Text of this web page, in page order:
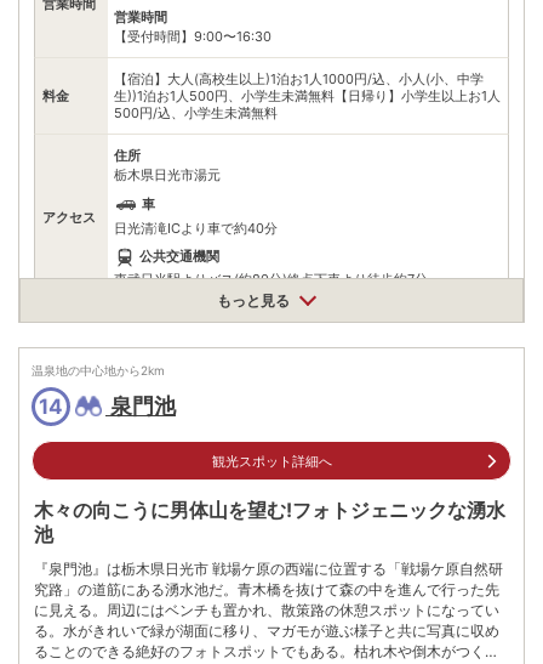
営業時間
【受付時間】9:00〜16:30
料金
【宿泊】大人(高校生以上)1泊お1人1000円/込、小人(小、中学
生))1泊お1人500円、小学生未満無料【日帰り】小学生以上お1人
500円/込、小学生未満無料
アクセス
住所
栃木県日光市湯元
車
日光清滝ICより車で約40分
公共交通機関
東武日光駅よりバス(約80分)終点下車より徒歩約7分
情報なし
電話番号 0288622321
※ 掲載情報は変更になる場合があります。最新の内容はご利用前にご自身でお
問合せください。
※ 料金情報は税込・税抜表記が混ざっております。正しい金額はご利用前にご
自身でお問合せください。
もっと見る
温泉地の中心地から2km
14 泉門池
観光スポット詳細へ
木々の向こうに男体山を望む!フォトジェニックな湧水
池
『泉門池』は栃木県日光市 戦場ケ原の西端に位置する「戦場ケ原自然研
究路」の道筋にある湧水池だ。青木橋を抜けて森の中を進んで行った先
に見える。周辺にはベンチも置かれ、散策路の休憩スポットになってい
る。水がきれいで緑が湖面に移り、マガモが遊ぶ様子と共に写真に収め
ることのできる絶好のフォトスポットでもある。枯れ木や倒木がつくる